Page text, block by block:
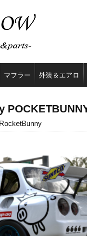
マフラー 外装＆エアロ